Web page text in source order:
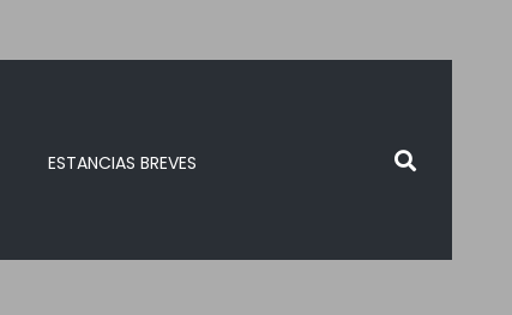
ESTANCIAS BREVES